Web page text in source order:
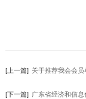
广东
二〇一
[上一篇] 关于推荐我会会员
[下一篇] 广东省经济和信息化委 广东省财政厅